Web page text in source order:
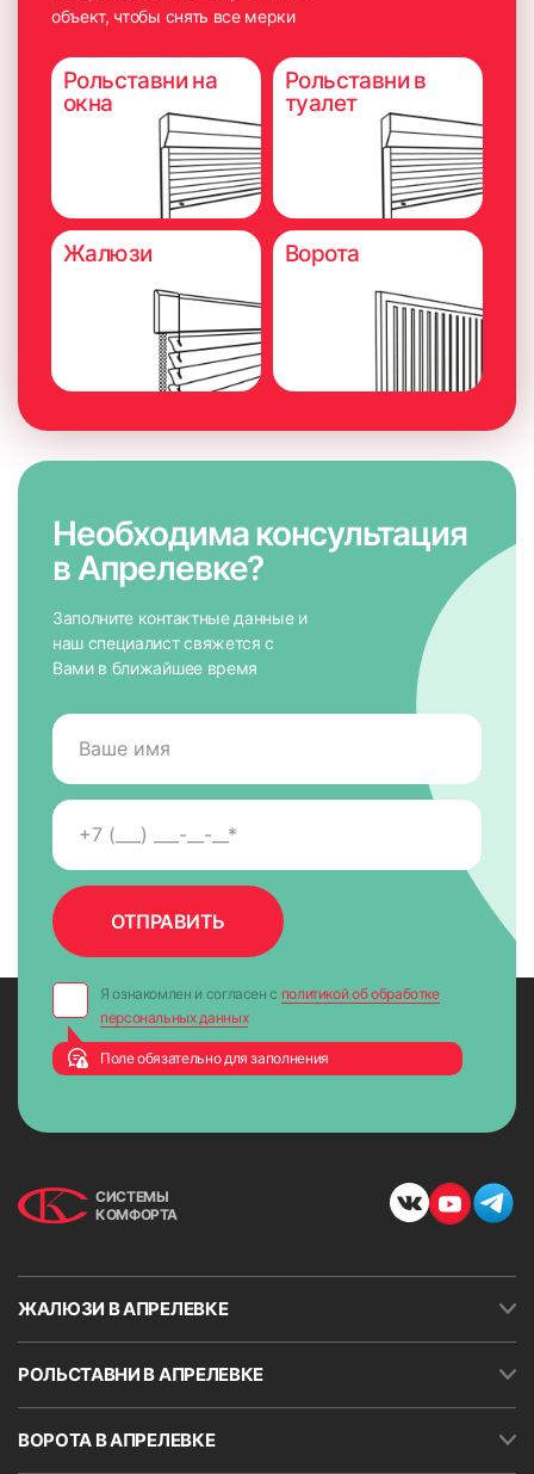
6. Плотно прижать карниз на 5-10 секунд для максимально
надёжного приклеивания.
7. На направляющих снять защитную пленку для скотча,
приложить к окну и крепко прижать по всей высоте на 5-
10 сек. для максимально надежного крепления.
8. Опустить ткань до нижнего уровня и закрепить
объект, чтобы снять все мерки
Рольставни на
окна
Рольставни в
туалет
Жалюзи Ворота
Необходима консультация
в Апрелевке?
Заполните контактные данные и
наш специалист свяжется с
Вами в ближайшее время
Я ознакомлен и согласен с политикой об обработке
персональных данных
Поле обязательно для заполнения
СИСТЕМЫ
КОМФОРТА
ЖАЛЮЗИ В АПРЕЛЕВКЕ
РОЛЬСТАВНИ В АПРЕЛЕВКЕ
ВОРОТА В АПРЕЛЕВКЕ